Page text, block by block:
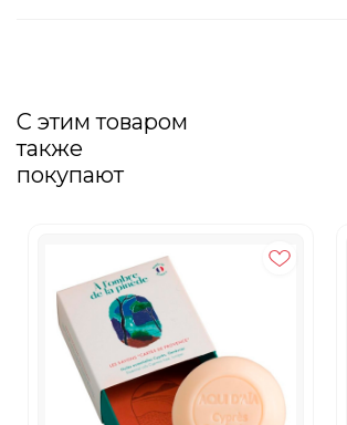
С этим товаром
также
покупают